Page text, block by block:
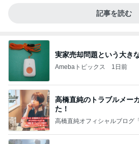
記事を読む
実家売却問題という大き
Amebaトピックス 1日前
高橋直純のトラブルメー
た！
高橋直純オフィシャルブログ